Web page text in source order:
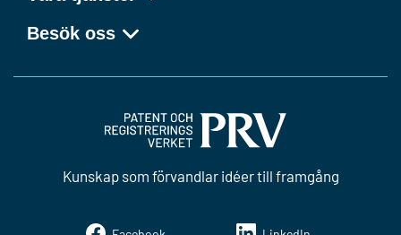
Besök oss
Kunskap som förvandlar idéer till framgång